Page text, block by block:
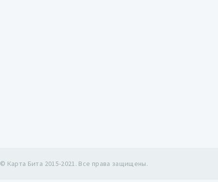
© Карта Бита 2015-2021. Все права защищены.